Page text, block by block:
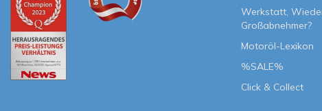
Werkstatt,
Großabnehmer?
Motoröl-Lexikon
%SALE%
Click & Collect